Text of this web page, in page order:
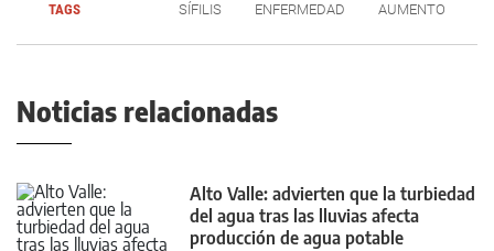
TAGS SÍFILIS ENFERMEDAD AUMENTO
Noticias relacionadas
Alto Valle: advierten que la turbiedad
del agua tras las lluvias afecta
producción de agua potable